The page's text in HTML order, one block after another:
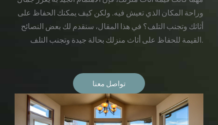
وراحة المكان الذي تعيش فيه. ولكن كيف يمكنك الحفاظ على
أثاثك وتجنب التلف؟ في هذا المقال، سنقدم لك بعض النصائح
القيمة للحفاظ على أثاث منزلك بحالة جيدة وتجنب التلف.
تواصل معنا